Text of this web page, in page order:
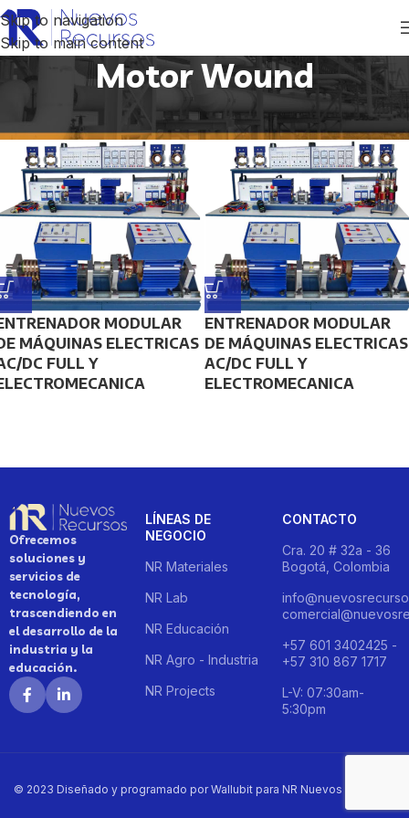
Skip to navigation
Skip to main content
Motor Wound
Inicio Productos etiquetados “Motor Wound”
MODULAR
MÁQUINAS ELECTRICAS
DC FULL Y
ENTRENADOR MODULAR
DE MÁQUINAS ELECTRICAS
AC/DC FULL Y
ELECTROMECANICA
Ofrecemos
soluciones y
servicios de
tecnología,
trascendiendo en
el desarrollo de la
industria y la
educación.
LÍNEAS DE
NEGOCIO
NR Materiales
NR Lab
NR Educación
NR Agro - Industria
NR Projects
CONTACTO
Cra. 20 # 32a - 36
Bogotá, Colombia
+57 601 3402425 -
+57 310 867 1717
L-V: 07:30am-
5:30pm
© 2023 Diseñado y programado por Wallubit para NR Nuevos Recursos